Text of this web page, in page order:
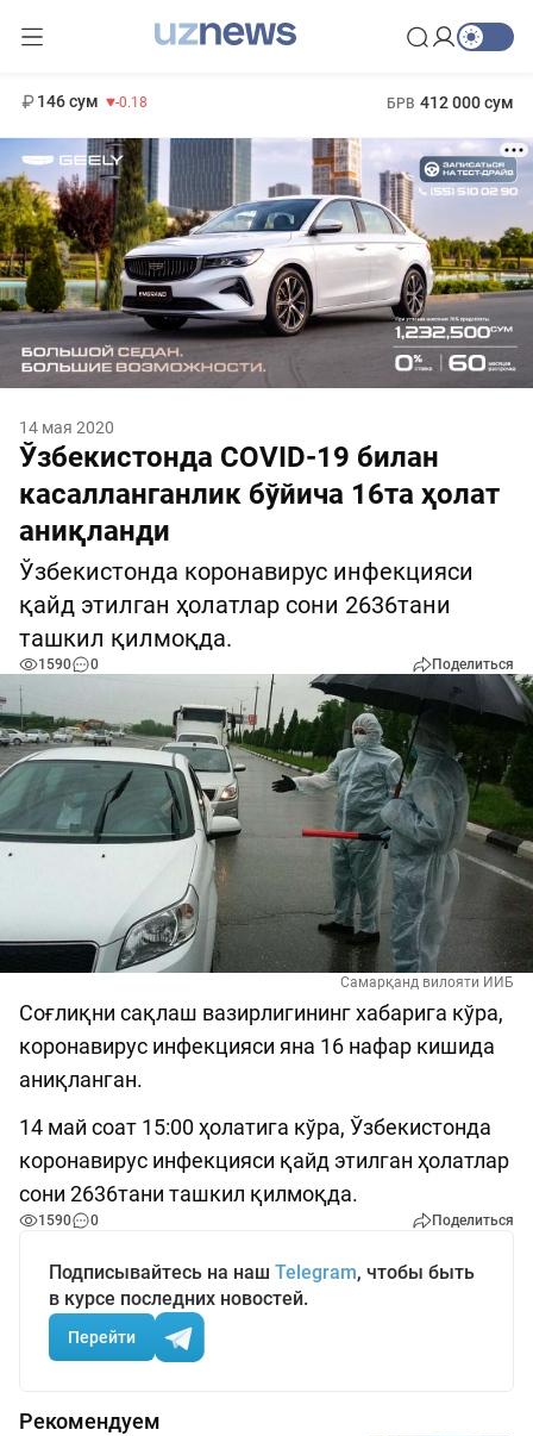
146 сум -0.18 БРВ 412 000 сум
14 мая 2020
Ўзбекистонда COVID-19 билан
касалланганлик бўйича 16та ҳолат
аниқланди
Ўзбекистонда коронавирус инфекцияси
қайд этилган ҳолатлар сони 2636тани
ташкил қилмоқда.
1590 0 Поделиться
Самарқанд вилояти ИИБ
Соғлиқни сақлаш вазирлигининг хабарига кўра,
коронавирус инфекцияси яна 16 нафар кишида
аниқланган.
14 май соат 15:00 ҳолатига кўра, Ўзбекистонда
коронавирус инфекцияси қайд этилган ҳолатлар
сони 2636тани ташкил қилмоқда.
1590 0 Поделиться
Подписывайтесь на наш Telegram, чтобы быть
в курсе последних новостей.
Перейти
Рекомендуем